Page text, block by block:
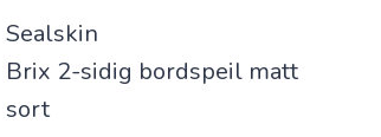
Sealskin
Brix 2-sidig bordspeil matt
sort